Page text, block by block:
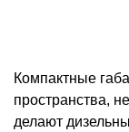
Компактные
пространства,
делают